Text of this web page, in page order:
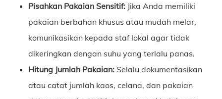
Pisahkan Pakaian Sensitif:Jika Anda memiliki
pakaian berbahan khusus atau mudah melar,
komunikasikan kepada staf lokal agar tidak
dikeringkan dengan suhu yang terlalu panas.
Hitung Jumlah Pakaian:Selalu dokumentasikan
atau catat jumlah kaos, celana, dan pakaian